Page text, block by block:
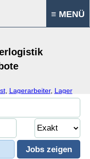
≡ MENÜ
, Lagerarbeiter, Lager